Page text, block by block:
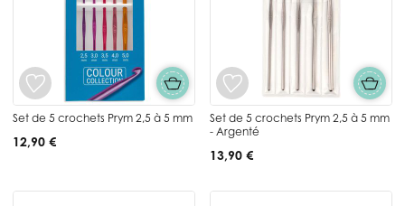
Set de 5 crochets Prym 2,5 à 5 mm
12,90 €
Set de 5 crochets Prym 2,5 à 5 mm
- Argenté
13,90 €